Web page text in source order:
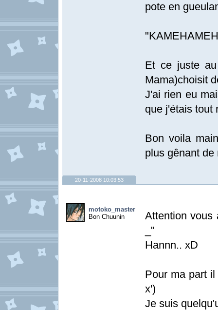
pote en
Et ce juste
Mama)choisit
J'ai rien eu
que j'étais tout
Bon voila
plus gênant
20-11-2008 10:03:53
motoko_master
Bon Chuunin
Attention vous
_"
Hannn.. xD
Pour ma part
x')
Je suis